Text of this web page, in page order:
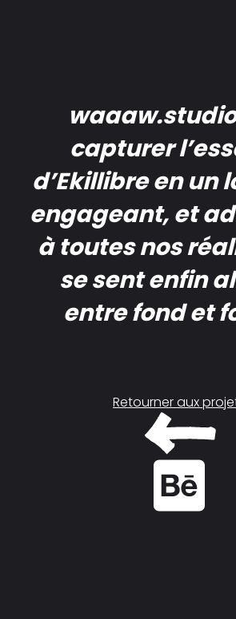
capturer
d’Ekillibre en un
engageant, et
à toutes nos
se sent enfin
entre fond et
Retourner aux
Voir le projet